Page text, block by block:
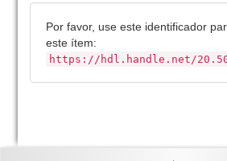
Por favor, use este identificador
este ítem:
https://hdl.handle.net/